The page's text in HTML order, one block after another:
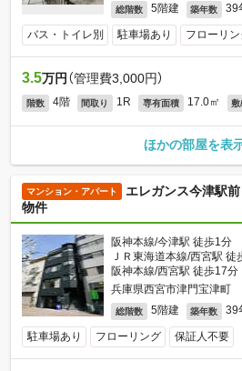
総階数 5階建 築年数 39
バス・トイレ別 駐車場あり フローリン
3.5万円 （管理費3,000円）
階数 4階 間取り 1R 専有面積 17.0㎡ 敷
ほかの部屋を表
マンション・アパート
エレガンス今津駅
物件
阪神本線/今津駅 徒歩1分
ＪＲ東海道本線/西宮駅 徒
阪神本線/西宮駅 徒歩17分
兵庫県西宮市津門宝津町
総階数 5階建 築年数 39
駐車場あり フローリング 保証人不要